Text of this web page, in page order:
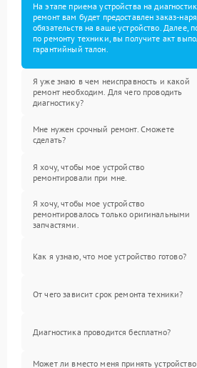
На этапе приема устройства на
ремонт вам будет предоставлен заказ-
обязательств на ваше устройство. Далее,
по ремонту техники, вы получите акт
гарантийный талон.
Я уже знаю в чем неисправность и какой
ремонт необходим. Для чего проводить
диагностику?
Мне нужен срочный ремонт. Сможете
сделать?
Я хочу, чтобы мое устройство
ремонтировали при мне.
Я хочу, чтобы мое устройство
ремонтировалось только оригинальными
запчастями.
Как я узнаю, что мое устройство готово?
От чего зависит срок ремонта техники?
Диагностика проводится бесплатно?
Может ли вместо меня принять устройство